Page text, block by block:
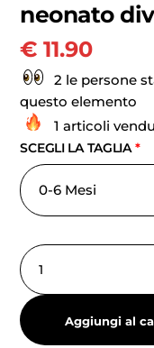
neonato
€ 11.90
2 le persone
questo elemento
1 articoli
SCEGLI LA TAGLIA*
Aggiungi al